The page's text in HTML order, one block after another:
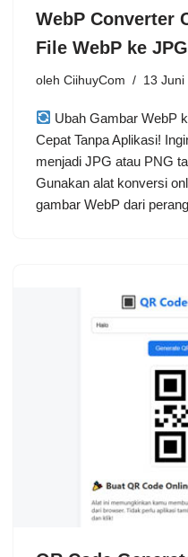
WebP Converter
File WebP ke
oleh CiihuyCom 13 Juni
Ubah Gambar WebP
Cepat Tanpa Aplikasi!
menjadi JPG atau PNG
Gunakan alat konversi
gambar WebP dari